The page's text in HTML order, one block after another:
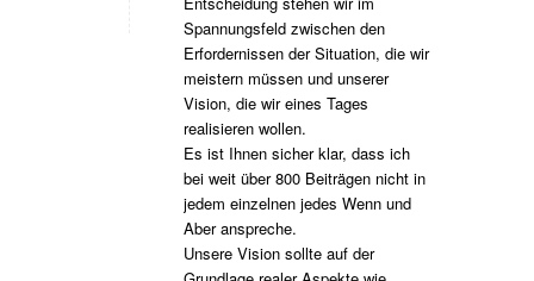
Spannungsfeld zwischen den
Erfordernissen der Situation, die wir
meistern müssen und unserer
Vision, die wir eines Tages
realisieren wollen.
Es ist Ihnen sicher klar, dass ich
bei weit über 800 Beiträgen nicht in
jedem einzelnen jedes Wenn und
Aber anspreche.
Unsere Vision sollte auf der